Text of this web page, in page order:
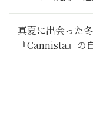
真夏に出会った
『Cannista』の
時記145】